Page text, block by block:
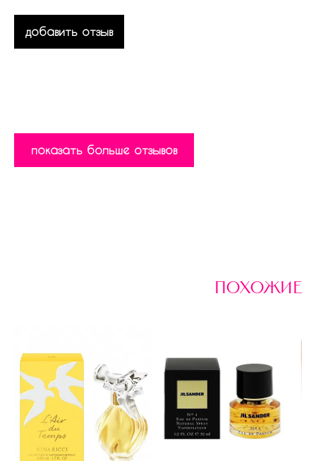
добавить отзыв
показать больше отзывов
похожие